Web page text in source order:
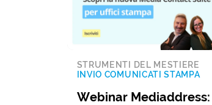
STRUMENTI DEL MESTIERE
INVIO COMUNICATI STAMPA
Webinar Mediaddress: